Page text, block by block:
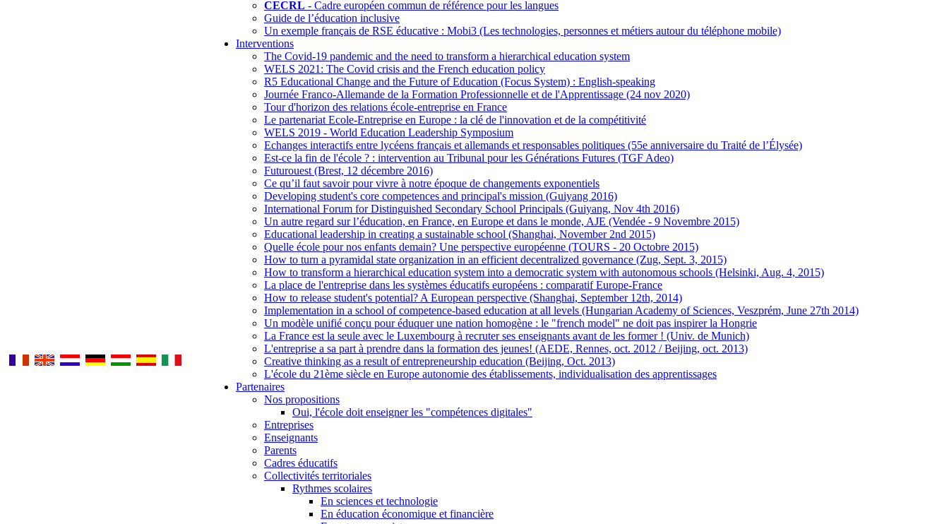
CECRL - Cadre européen commun de référence pour les langues
Guide de l’éducation inclusive
Un exemple français de RSE éducative : Mobi3 (Les technologies, personnes et métiers autour du téléphone mobile)
Interventions
The Covid-19 pandemic and the need to transform a hierarchical education system
WELS 2021: The Covid crisis and the French education policy
R5 Educational Change and the Future of Education (Focus System) : English-speaking
Journée Franco-Allemande de la Formation Professionnelle et de l'Apprentissage (24 nov 2020)
Tour d'horizon des relations école-entreprise en France
Le partenariat Ecole-Entreprise en Europe : la clé de l'innovation et de la compétitivité
WELS 2019 - World Education Leadership Symposium
Echanges interactifs entre lycéens français et allemands et responsables politiques (55e anniversaire du Traité de l’Élysée)
Est-ce la fin de l'école ? : intervention au Tribunal pour les Générations Futures (TGF Adeo)
Futurouest (Brest, 12 décembre 2016)
Ce qu’il faut savoir pour vivre à notre époque de changements exponentiels
Developing student's core competences and principal's mission (Guiyang 2016)
International Forum for Distinguished Secondary School Principals (Guiyang, Nov 4th 2016)
Un autre regard sur l’éducation, en France, en Europe et dans le monde, AJE (Vendée - 9 Novembre 2015)
Educational leadership in creating a sustainable school (Shanghai, November 2nd 2015)
Quelle école pour nos enfants demain? Une perspective européenne (TOURS - 20 Octobre 2015)
How to turn a pyramidal state organization in an efficient decentralized governance (Zug, Sept. 3, 2015)
How to transform a hierarchical education system into a democratic system with autonomous schools (Helsinki, Aug. 4, 2015)
La place de l'entreprise dans les systèmes éducatifs européens : comparatif Europe-France
How to release student's potential? A European perspective (Shanghai, September 12th, 2014)
Implementation in a school of competence-based education at all levels (Hungarian Academy of Sciences, Veszprém, June 27th 2014)
Un modèle unifié conçu pour éduquer une nation homogène : le "french model" ne doit pas inspirer la Hongrie
La France est la seule avec le Luxembourg à recruter ses enseignants avant de les former ! (Univ. de Munich)
L'entreprise a sa part à prendre dans la formation des jeunes! (AEDE, Rennes, oct. 2012 / Beijing, oct. 2013)
Creative thinking as a result of entrepreneurship education (Beijing, Oct. 2013)
L'école du 21ème siècle en Europe autonomie des établissements, individualisation des apprentissages
Partenaires
Nos propositions
Oui, l'école doit enseigner les "compétences digitales"
Entreprises
Enseignants
Parents
Cadres éducatifs
Collectivités territoriales
Rythmes scolaires
En sciences et technologie
En éducation économique et financière